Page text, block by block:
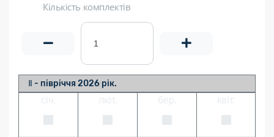
Кількість комплектів
Ⅱ - півріччя 2026 рік.